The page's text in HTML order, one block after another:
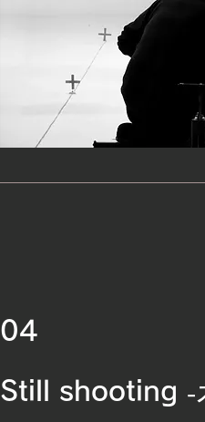
04
Still shooting -